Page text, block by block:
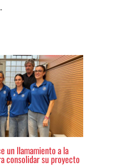
un llamamiento a la
consolidar su proyecto